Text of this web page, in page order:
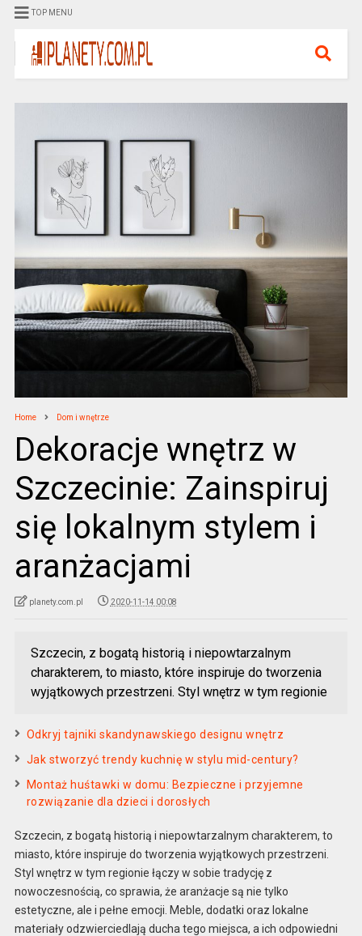
TOP MENU
Home Dom i wnętrze
Dekoracje wnętrz w
Szczecinie: Zainspiruj
się lokalnym stylem i
aranżacjami
planety.com.pl 2020-11-14 00:08
Szczecin, z bogatą historią i niepowtarzalnym
charakterem, to miasto, które inspiruje do tworzenia
wyjątkowych przestrzeni. Styl wnętrz w tym regionie
Odkryj tajniki skandynawskiego designu wnętrz
Jak stworzyć trendy kuchnię w stylu mid-century?
Montaż huśtawki w domu: Bezpieczne i przyjemne
rozwiązanie dla dzieci i dorosłych
Szczecin, z bogatą historią i niepowtarzalnym charakterem, to
miasto, które inspiruje do tworzenia wyjątkowych przestrzeni.
Styl wnętrz w tym regionie łączy w sobie tradycję z
nowoczesnością, co sprawia, że aranżacje są nie tylko
estetyczne, ale i pełne emocji. Meble, dodatki oraz lokalne
materiały odzwierciedlają ducha tego miejsca, a ich odpowiedni